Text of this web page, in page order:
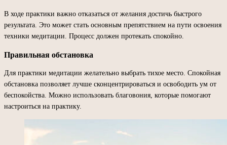
В ходе практики важно отказаться от желания достичь быстрого
результата. Это может стать основным препятствием на пути освоения
техники медитации. Процесс должен протекать спокойно.
Правильная обстановка
Для практики медитации желательно выбрать тихое место. Спокойная
обстановка позволяет лучше сконцентрироваться и освободить ум от
беспокойства. Можно использовать благовония, которые помогают
настроиться на практику.